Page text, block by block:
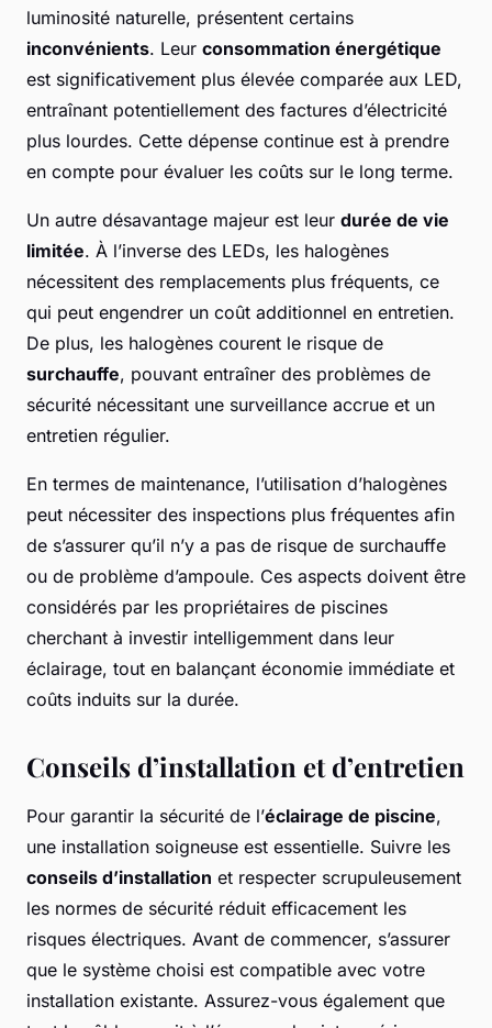
luminosité naturelle, présentent certains
inconvénients. Leur consommation énergétique
est significativement plus élevée comparée aux LED,
entraînant potentiellement des factures d’électricité
plus lourdes. Cette dépense continue est à prendre
en compte pour évaluer les coûts sur le long terme.
Un autre désavantage majeur est leur durée de vie
limitée. À l’inverse des LEDs, les halogènes
nécessitent des remplacements plus fréquents, ce
qui peut engendrer un coût additionnel en entretien.
De plus, les halogènes courent le risque de
surchauffe, pouvant entraîner des problèmes de
sécurité nécessitant une surveillance accrue et un
entretien régulier.
En termes de maintenance, l’utilisation d’halogènes
peut nécessiter des inspections plus fréquentes afin
de s’assurer qu’il n’y a pas de risque de surchauffe
ou de problème d’ampoule. Ces aspects doivent être
considérés par les propriétaires de piscines
cherchant à investir intelligemment dans leur
éclairage, tout en balançant économie immédiate et
coûts induits sur la durée.
Conseils d’installation et d’entretien
Pour garantir la sécurité de l’éclairage de piscine,
une installation soigneuse est essentielle. Suivre les
conseils d’installation et respecter scrupuleusement
les normes de sécurité réduit efficacement les
risques électriques. Avant de commencer, s’assurer
que le système choisi est compatible avec votre
installation existante. Assurez-vous également que